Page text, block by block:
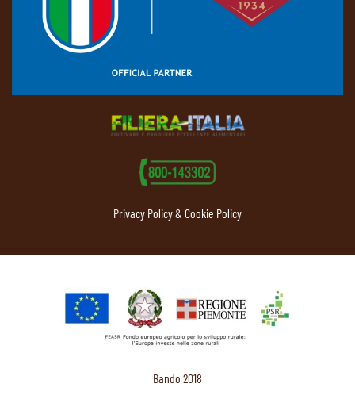
Privacy Policy & Cookie Policy
Bando 2018